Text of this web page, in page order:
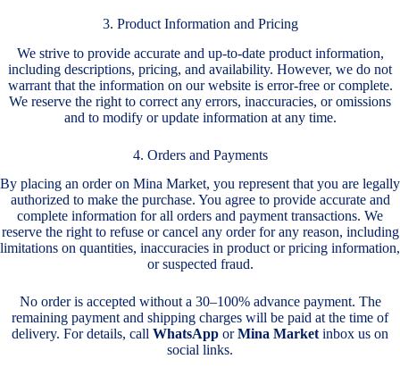
3. Product Information and Pricing
We strive to provide accurate and up-to-date product information,
including descriptions, pricing, and availability. However, we do not
warrant that the information on our website is error-free or complete.
We reserve the right to correct any errors, inaccuracies, or omissions
and to modify or update information at any time.
4. Orders and Payments
By placing an order on Mina Market, you represent that you are legally
authorized to make the purchase. You agree to provide accurate and
complete information for all orders and payment transactions. We
reserve the right to refuse or cancel any order for any reason, including
limitations on quantities, inaccuracies in product or pricing information,
or suspected fraud.
No order is accepted without a 30–100% advance payment. The
remaining payment and shipping charges will be paid at the time of
delivery. For details, call WhatsApp orMina Market inbox us on
social links.